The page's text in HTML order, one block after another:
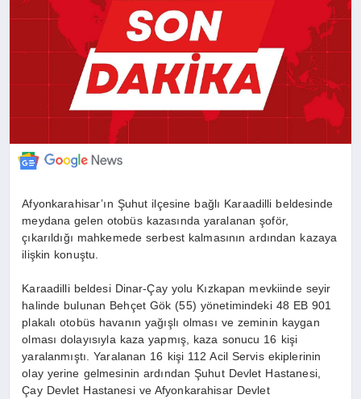
Afyonkarahisar’ın Şuhut ilçesine bağlı Karaadilli beldesinde
meydana gelen otobüs kazasında yaralanan şoför,
çıkarıldığı mahkemede serbest kalmasının ardından kazaya
ilişkin konuştu.
Karaadilli beldesi Dinar-Çay yolu Kızkapan mevkiinde seyir
halinde bulunan Behçet Gök (55) yönetimindeki 48 EB 901
plakalı otobüs havanın yağışlı olması ve zeminin kaygan
olması dolayısıyla kaza yapmış, kaza sonucu 16 kişi
yaralanmıştı. Yaralanan 16 kişi 112 Acil Servis ekiplerinin
olay yerine gelmesinin ardından Şuhut Devlet Hastanesi,
Çay Devlet Hastanesi ve Afyonkarahisar Devlet